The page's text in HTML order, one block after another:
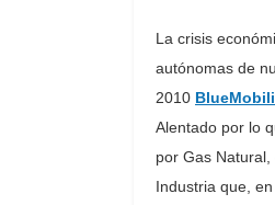
La crisis
autónomas de
2010
Alentado por lo
por Gas
Industria que,